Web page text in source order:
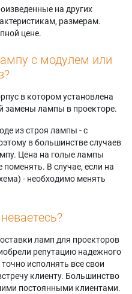
на других
размерам.
цене.
с модулем или
в котором установлена
замены лампы в проекторе.
из строя лампы - с
в большинстве случаев
Цена на голые лампы
В случае, если на
- необходимо менять
ламп для проекторов
репутацию надежного
исполнять все свои
клиенту. Большинство
постоянными клиентами.